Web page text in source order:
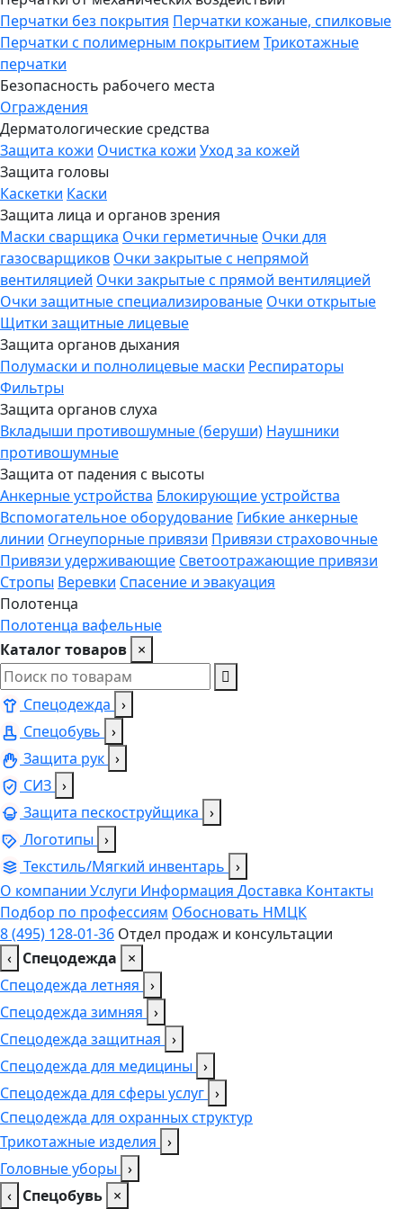
Перчатки без покрытия Перчатки кожаные, спилковые
Перчатки с полимерным покрытием Трикотажные
перчатки
Безопасность рабочего места
Ограждения
Дерматологические средства
Защита кожи Очистка кожи Уход за кожей
Защита головы
Каскетки Каски
Защита лица и органов зрения
Маски сварщика Очки герметичные Очки для
газосварщиков Очки закрытые с непрямой
вентиляцией Очки закрытые с прямой вентиляцией
Очки защитные специализированые Очки открытые
Щитки защитные лицевые
Защита органов дыхания
Полумаски и полнолицевые маски Респираторы
Фильтры
Защита органов слуха
Вкладыши противошумные (беруши) Наушники
противошумные
Защита от падения с высоты
Анкерные устройства Блокирующие устройства
Вспомогательное оборудование Гибкие анкерные
линии Огнеупорные привязи Привязи страховочные
Привязи удерживающие Светоотражающие привязи
Стропы Веревки Спасение и эвакуация
Полотенца
Полотенца вафельные
Каталог товаров ×
Спецодежда ›
Спецобувь ›
Защита рук ›
СИЗ ›
Защита пескоструйщика ›
Логотипы ›
Текстиль/Мягкий инвентарь ›
О компании Услуги Информация Доставка Контакты
Подбор по профессиям Обосновать НМЦК
8 (495) 128-01-36 Отдел продаж и консультации
‹ Спецодежда
×
Спецодежда летняя ›
Спецодежда зимняя ›
Спецодежда защитная ›
Спецодежда для медицины ›
Спецодежда для сферы услуг ›
Спецодежда для охранных структур
Трикотажные изделия ›
Головные уборы ›
‹ Спецобувь ×